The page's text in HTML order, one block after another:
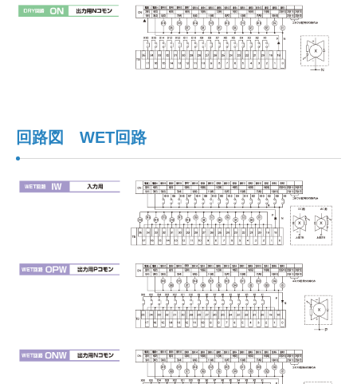
回路図 WET回路